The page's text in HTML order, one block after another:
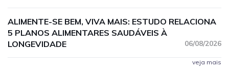
ALIMENTE-SE BEM, VIVA MAIS: ESTUDO RELACIONA
5 PLANOS ALIMENTARES SAUDÁVEIS À
LONGEVIDADE
06/08/2026
veja mais